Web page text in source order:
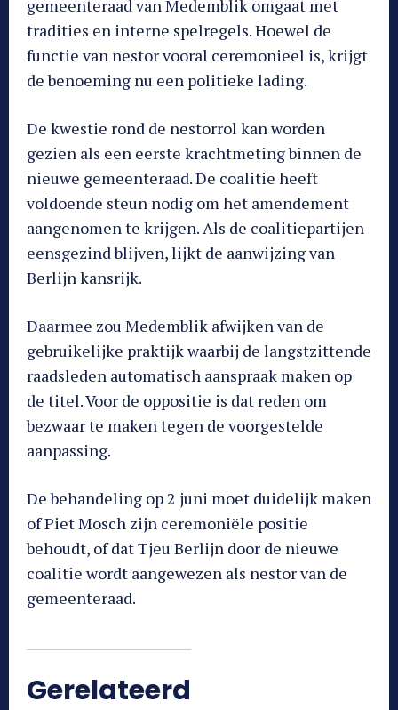
gemeenteraad van Medemblik omgaat met
tradities en interne spelregels. Hoewel de
functie van nestor vooral ceremonieel is, krijgt
de benoeming nu een politieke lading.
De kwestie rond de nestorrol kan worden
gezien als een eerste krachtmeting binnen de
nieuwe gemeenteraad. De coalitie heeft
voldoende steun nodig om het amendement
aangenomen te krijgen. Als de coalitiepartijen
eensgezind blijven, lijkt de aanwijzing van
Berlijn kansrijk.
Daarmee zou Medemblik afwijken van de
gebruikelijke praktijk waarbij de langstzittende
raadsleden automatisch aanspraak maken op
de titel. Voor de oppositie is dat reden om
bezwaar te maken tegen de voorgestelde
aanpassing.
De behandeling op 2 juni moet duidelijk maken
of Piet Mosch zijn ceremoniële positie
behoudt, of dat Tjeu Berlijn door de nieuwe
coalitie wordt aangewezen als nestor van de
gemeenteraad.
Gerelateerd